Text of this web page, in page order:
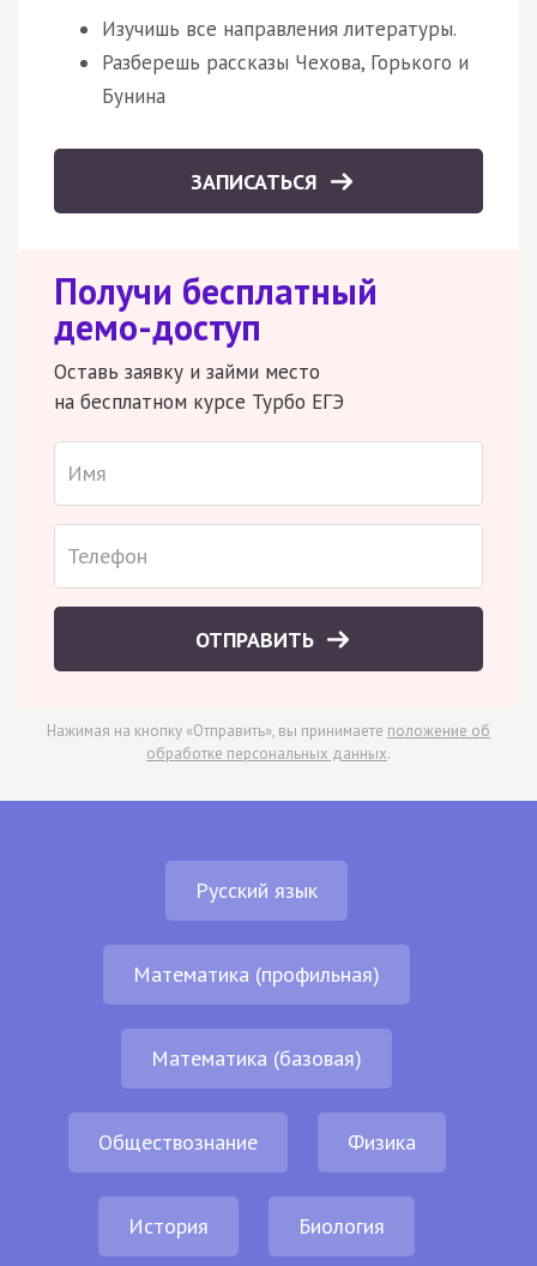
Изучишь все направления литературы.
Разберешь рассказы Чехова, Горького и
Бунина
ЗАПИСАТЬСЯ
Получи бесплатный
демо-доступ
Оставь заявку и займи место
на бесплатном курсе Турбо ЕГЭ
ОТПРАВИТЬ
Нажимая на кнопку «Отправить», вы принимаете положение об
обработке персональных данных.
Русский язык
Математика (профильная)
Математика (базовая)
Обществознание Физика
История Биология